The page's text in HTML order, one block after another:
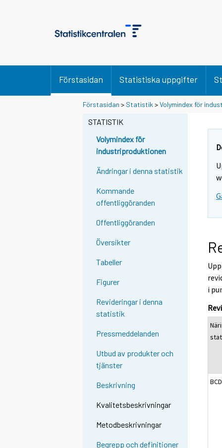
Förstasidan Statistiska uppgifter
Förstasidan > Statistik >Volymindex för
STATISTIK
Volymindex för
industriproduktionen
Ändringar i denna statistik
Kommande
offentliggöranden
Offentliggöranden
Översikter
Tabeller
Figurer
Revideringar i denna
statistik
Pressmeddelanden
Utbud av produkter och
tjänster
Beskrivning
Kvalitetsbeskrivningar
Metodbeskrivningar
Begrepp och definitioner
i